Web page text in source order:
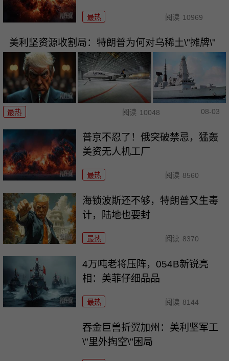
最热 阅读 10969
美利坚资源收割局：特朗普为何对乌稀土\"摊牌\"
最热 阅读 10048 08-03
普京不忍了！俄突破禁忌，猛轰
美资无人机工厂
最热 阅读 8560
海锁波斯还不够，特朗普又生毒
计，陆地也要封
最热 阅读 8370
4万吨老将压阵，054B新锐亮
相：美菲仔细品品
最热 阅读 8144
吞金巨兽折翼加州：美利坚军工
\"里外掏空\"困局